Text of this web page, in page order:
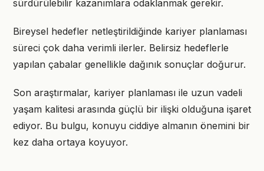
sürdürülebilir kazanımlara odaklanmak gerekir.
Bireysel hedefler netleştirildiğinde kariyer planlaması
süreci çok daha verimli ilerler. Belirsiz hedeflerle
yapılan çabalar genellikle dağınık sonuçlar doğurur.
Son araştırmalar, kariyer planlaması ile uzun vadeli
yaşam kalitesi arasında güçlü bir ilişki olduğuna işaret
ediyor. Bu bulgu, konuyu ciddiye almanın önemini bir
kez daha ortaya koyuyor.